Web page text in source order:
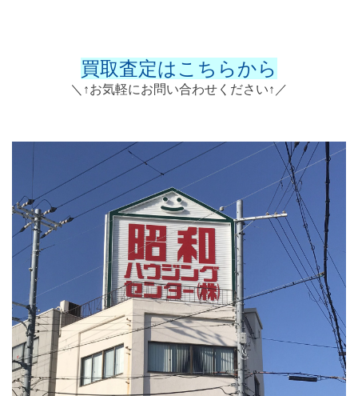
買取査定はこちらから
＼↑お気軽にお問い合わせください↑／